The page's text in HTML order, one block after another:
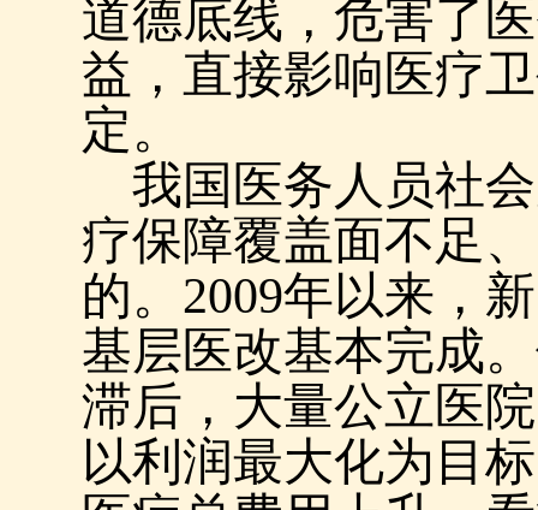
道德底线，危害了
益，直接影响医疗
定。
我国医务人员社
疗保障覆盖面不足
的。 2009年以来，
基层医改基本完成
滞后，大量公立医
以利润最大化为目